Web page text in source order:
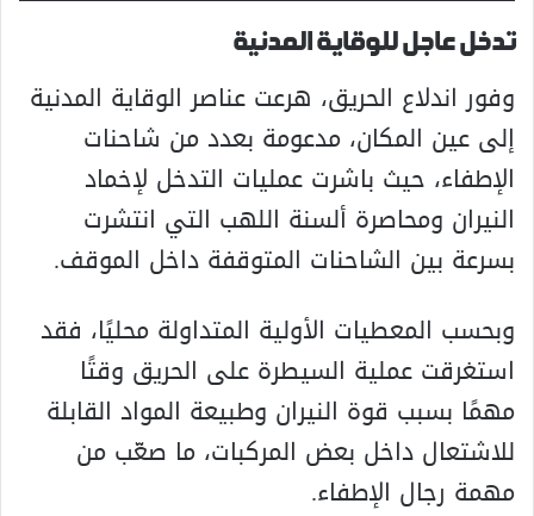
تدخل عاجل للوقاية المدنية
وفور اندلاع الحريق، هرعت عناصر الوقاية المدنية
إلى عين المكان، مدعومة بعدد من شاحنات
الإطفاء، حيث باشرت عمليات التدخل لإخماد
النيران ومحاصرة ألسنة اللهب التي انتشرت
بسرعة بين الشاحنات المتوقفة داخل الموقف.
وبحسب المعطيات الأولية المتداولة محليًا، فقد
استغرقت عملية السيطرة على الحريق وقتًا
مهمًا بسبب قوة النيران وطبيعة المواد القابلة
للاشتعال داخل بعض المركبات، ما صعّب من
مهمة رجال الإطفاء.